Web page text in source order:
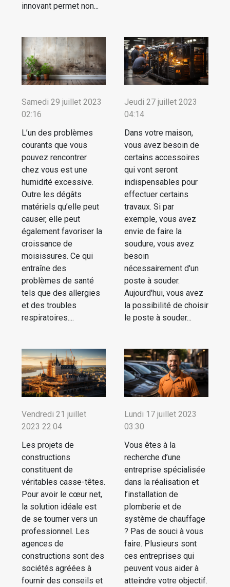
innovant permet non...
Samedi 29 juillet 2023
02:16
L’un des problèmes
courants que vous
pouvez rencontrer
chez vous est une
humidité excessive.
Outre les dégâts
matériels qu’elle peut
causer, elle peut
également favoriser la
croissance de
moisissures. Ce qui
entraîne des
problèmes de santé
tels que des allergies
et des troubles
respiratoires....
Jeudi 27 juillet 2023
04:14
Dans votre maison,
vous avez besoin de
certains accessoires
qui vont seront
indispensables pour
effectuer certains
travaux. Si par
exemple, vous avez
envie de faire la
soudure, vous avez
besoin
nécessairement d'un
poste à souder.
Aujourd'hui, vous avez
la possibilité de choisir
le poste à souder...
Vendredi 21 juillet
2023 22:04
Les projets de
constructions
constituent de
véritables casse-têtes.
Pour avoir le cœur net,
la solution idéale est
de se tourner vers un
professionnel. Les
agences de
constructions sont des
sociétés agréées à
fournir des conseils et
Lundi 17 juillet 2023
03:30
Vous êtes à la
recherche d’une
entreprise spécialisée
dans la réalisation et
l’installation de
plomberie et de
système de chauffage
? Pas de souci à vous
faire. Plusieurs sont
ces entreprises qui
peuvent vous aider à
atteindre votre objectif.